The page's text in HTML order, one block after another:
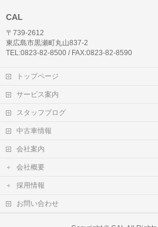
CAL
〒739-2612
東広島市黒瀬町丸山837-2
TEL:0823-82-8500 / FAX:0823-82-8590
トップページ
サービス案内
スタッフブログ
中古車情報
会社案内
会社概要
採用情報
お問い合わせ